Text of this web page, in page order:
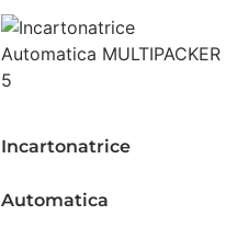
Incartonatrice
Automatica